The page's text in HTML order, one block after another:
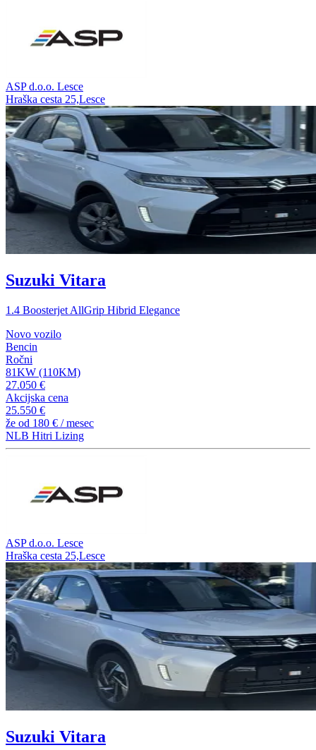
ASP d.o.o. Lesce
Hraška cesta 25,Lesce
Suzuki Vitara
1.4 Boosterjet AllGrip Hibrid Elegance
Novo vozilo
Bencin
Ročni
81KW (110KM)
27.050 €
Akcijska cena
25.550 €
že od 180 € / mesec
NLB Hitri Lizing
ASP d.o.o. Lesce
Hraška cesta 25,Lesce
Suzuki Vitara